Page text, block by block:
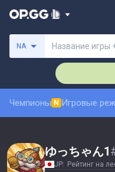
NA Название игры
Чемпионы N Игровые
ゆっちゃん1
JP Рейтинг на